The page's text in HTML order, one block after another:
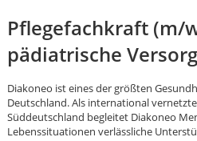
Pflegefachkraft (m/
pädiatrische
Diakoneo ist eines der größten
Deutschland. Als international
Süddeutschland begleitet Diakoneo
Lebenssituationen verlässliche